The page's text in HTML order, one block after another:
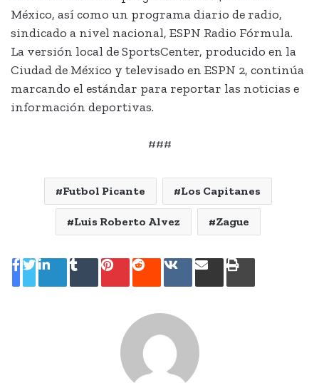
México, así como un programa diario de radio,
sindicado a nivel nacional, ESPN Radio Fórmula.
La versión local de SportsCenter, producido en la
Ciudad de México y televisado en ESPN 2, continúa
marcando el estándar para reportar las noticias e
información deportivas.
###
Futbol Picante Los Capitanes
Luis Roberto Alvez Zague
LinkedIn
TumblrPinterestRedditVKontakte
SharePrint